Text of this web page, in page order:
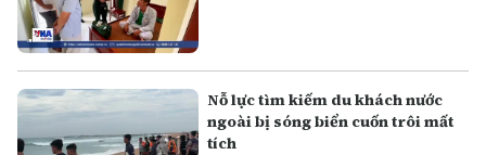
Nỗ lực tìm kiếm du khách nước
ngoài bị sóng biển cuốn trôi mất
tích